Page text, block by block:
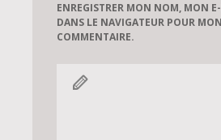
ENREGISTRER MON NOM, MON
DANS LE NAVIGATEUR POUR
COMMENTAIRE.